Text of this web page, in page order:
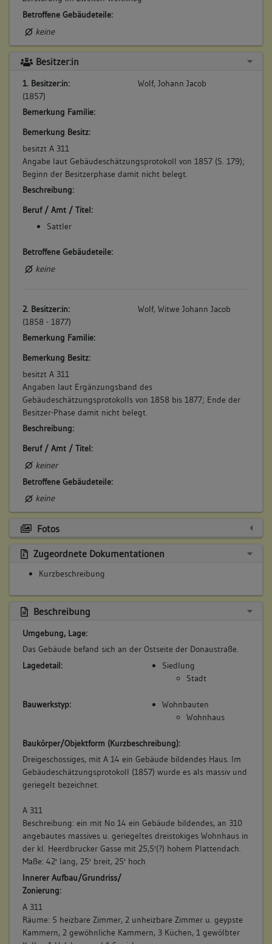
Betroffene Gebäudeteile:
keine
Besitzer:in
1. Besitzer:in:
(1857)
Wolf, Johann Jacob
Bemerkung Familie:
Bemerkung Besitz:
besitzt A 311
Angabe laut Gebäudeschätzungsprotokoll von 1857 (S. 179);
Beginn der Besitzerphase damit nicht belegt.
Beschreibung:
Beruf / Amt / Titel:
Sattler
Betroffene Gebäudeteile:
keine
2. Besitzer:in:
(1858 - 1877)
Wolf, Witwe Johann Jacob
Bemerkung Familie:
Bemerkung Besitz:
besitzt A 311
Angaben laut Ergänzungsband des
Gebäudeschätzungsprotokolls von 1858 bis 1877; Ende der
Besitzer-Phase damit nicht belegt.
Beschreibung:
Beruf / Amt / Titel:
keiner
Betroffene Gebäudeteile:
keine
Fotos
Zugeordnete Dokumentationen
Kurzbeschreibung
Beschreibung
Umgebung, Lage:
Das Gebäude befand sich an der Ostseite der Donaustraße.
Lagedetail:
Siedlung
Stadt
Bauwerkstyp:
Wohnbauten
Wohnhaus
Baukörper/Objektform (Kurzbeschreibung):
Dreigeschossiges, mit A 14 ein Gebäude bildendes Haus. Im
Gebäudeschätzungsprotokoll (1857) wurde es als massiv und
geriegelt bezeichnet.
A 311
Beschreibung: ein mit No 14 ein Gebäude bildendes, an 310
angebautes massives u. geriegeltes dreistokiges Wohnhaus in
der kl. Heerdbrucker Gasse mit 25,5'(?) hohem Plattendach.
Maße: 42' lang, 25' breit, 25' hoch
Innerer Aufbau/Grundriss/
Zonierung:
A 311
Räume: 5 heizbare Zimmer, 2 unheizbare Zimmer u. geypste
Kammern, 2 gewöhnliche Kammern, 3 Küchen, 1 gewölbter